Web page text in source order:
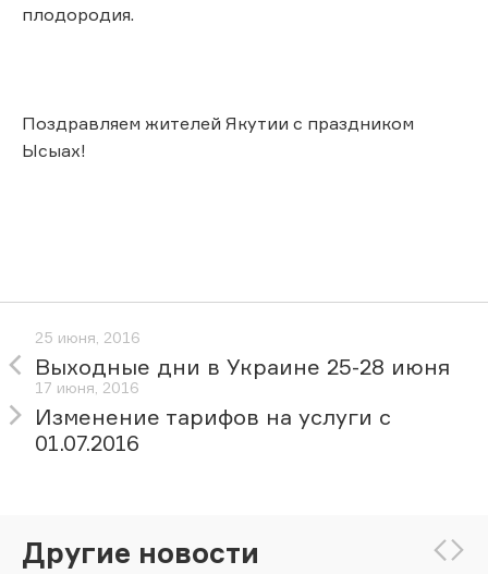
плодородия.
Поздравляем жителей Якутии с праздником
Ысыах!
25 июня, 2016
Выходные дни в Украине 25-28 июня
17 июня, 2016
Изменение тарифов на услуги c
01.07.2016
Другие новости